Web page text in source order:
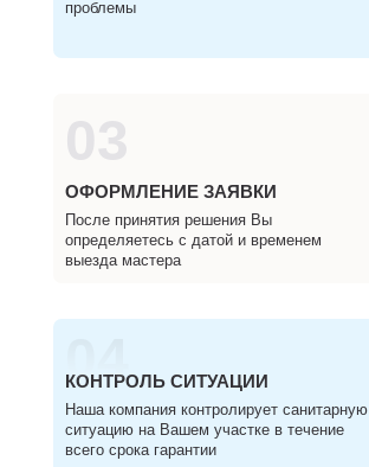
проблемы
ОФОРМЛЕНИЕ ЗАЯВКИ
После принятия решения Вы
определяетесь с датой и временем
выезда мастера
04
КОНТРОЛЬ СИТУАЦИИ
Наша компания контролирует санитарную
ситуацию на Вашем участке в течение
всего срока гарантии